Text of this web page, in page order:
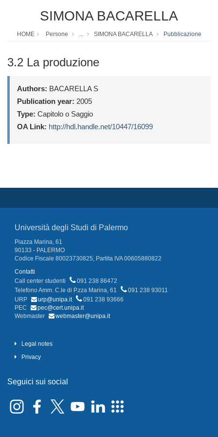
SIMONA BACARELLA
HOME Persone ... SIMONA BACARELLA Pubblicazione
3.2 La produzione
Authors: BACARELLA S
Publication year: 2005
Type: Capitolo o Saggio
OA Link: http://hdl.handle.net/10447/16099
Università degli Studi di Palermo
Piazza Marina, 61
90133 - PALERMO
Codice Fiscale 80023730825, Partita IVA 00605880822
Contatti
Call center studenti
091 238 86472
Telefono Amm. C.le di P.zza Marina, 61
091 238 93011
URP
urp@unipa.it
091 238 93666
PEC
pec@cert.unipa.it
Webmaster
webmaster@unipa.it
Legal notes
Privacy
Seguici sui social